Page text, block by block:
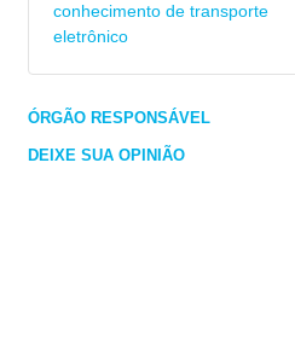
conhecimento de transporte
eletrônico
ÓRGÃO RESPONSÁVEL
DEIXE SUA OPINIÃO